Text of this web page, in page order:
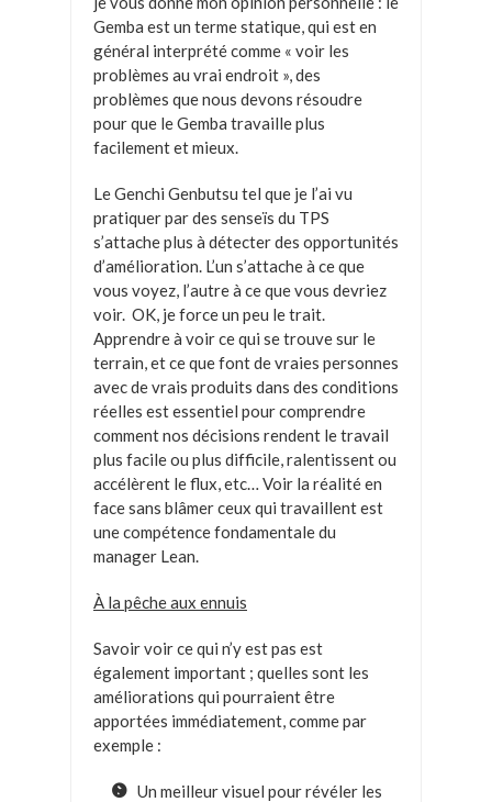
Gemba est un terme statique, qui est en
général interprété comme « voir les
problèmes au vrai endroit », des
problèmes que nous devons résoudre
pour que le Gemba travaille plus
facilement et mieux.
Le Genchi Genbutsu tel que je l’ai vu
pratiquer par des senseïs du TPS
s’attache plus à détecter des opportunités
d’amélioration. L’un s’attache à ce que
vous voyez, l’autre à ce que vous devriez
voir. OK, je force un peu le trait.
Apprendre à voir ce qui se trouve sur le
terrain, et ce que font de vraies personnes
avec de vrais produits dans des conditions
réelles est essentiel pour comprendre
comment nos décisions rendent le travail
plus facile ou plus difficile, ralentissent ou
accélèrent le flux, etc… Voir la réalité en
face sans blâmer ceux qui travaillent est
une compétence fondamentale du
manager Lean.
À la pêche aux ennuis
Savoir voir ce qui n’y est pas est
également important ; quelles sont les
améliorations qui pourraient être
apportées immédiatement, comme par
exemple :
Un meilleur visuel pour révéler les